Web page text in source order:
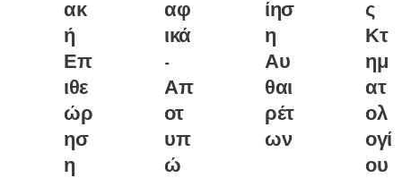
ακ
ή
Επ
ιθε
ώρ
ησ
η
αφ
ικά
-
Απ
οτ
υπ
ώ
ίησ
η
Αυ
θαι
ρέτ
ων
ς
Κτ
ημ
ατ
ολ
ογί
ου